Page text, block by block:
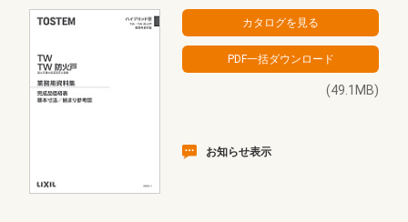
(49.1MB)
お知らせ表示